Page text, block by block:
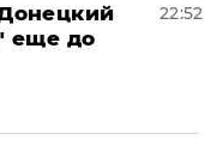
еще до
22:52